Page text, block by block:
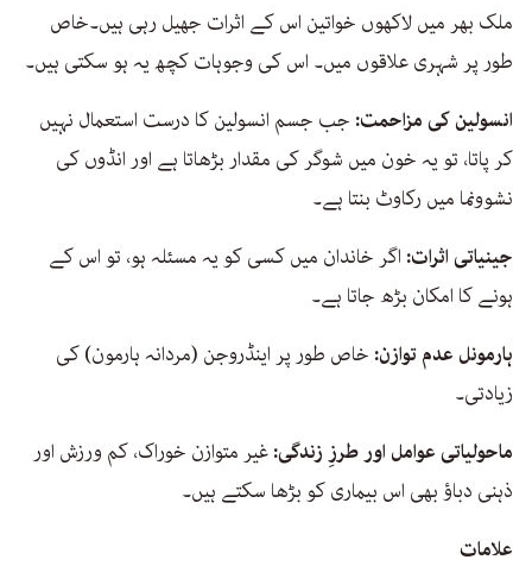
ملک بھر میں لاکھوں خواتین اس کے اثرات جھیل رہی ہیں۔خاص
طور پر شہری علاقوں میں۔ اس کی وجوہات کچھ یہ ہو سکتی ہیں۔
انسولین کی مزاحمت: جب جسم انسولین کا درست استعمال نہیں
کر پاتا، تو یہ خون میں شوگر کی مقدار بڑھاتا ہے اور انڈوں کی
نشوونما میں رکاوٹ بنتا ہے۔
جینیاتی اثرات: اگر خاندان میں کسی کو یہ مسئلہ ہو، تو اس کے
ہونے کا امکان بڑھ جاتا ہے۔
ہارمونل عدم توازن: خاص طور پر اینڈروجن (مردانہ ہارمون) کی
زیادتی۔
ماحولیاتی عوامل اور طرزِ زندگی:غیر متوازن خوراک، کم ورزش اور
ذہنی دباؤ بھی اس بیماری کو بڑھا سکتے ہیں۔
علامات